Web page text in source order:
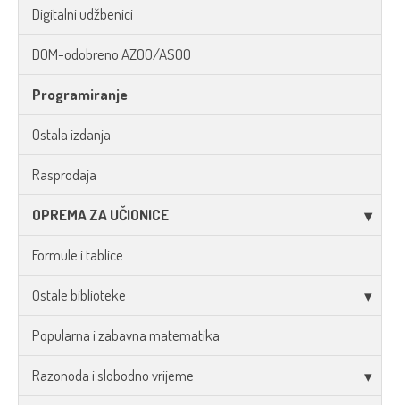
Digitalni udžbenici
DOM-odobreno AZOO/ASOO
Programiranje
Ostala izdanja
Rasprodaja
OPREMA ZA UČIONICE
Formule i tablice
Ostale biblioteke
Popularna i zabavna matematika
Razonoda i slobodno vrijeme